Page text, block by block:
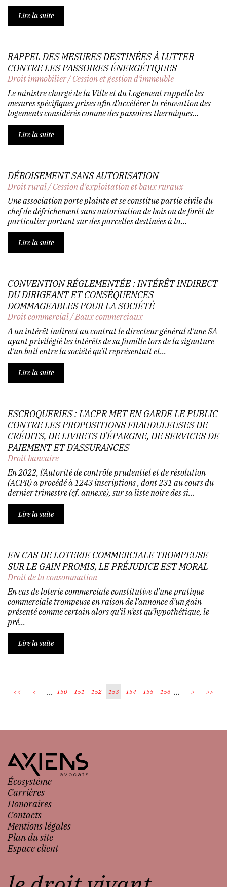
Lire la suite
RAPPEL DES MESURES DESTINÉES À LUTTER
CONTRE LES PASSOIRES ÉNERGÉTIQUES
Droit immobilier/Cession et gestion d'immeuble
Le ministre chargé de la Ville et du Logement rappelle les
mesures spécifiques prises afin d’accélérer la rénovation des
logements considérés comme des passoires thermiques...
Lire la suite
DÉBOISEMENT SANS AUTORISATION
Droit rural/Cession d'exploitation et baux ruraux
Une association porte plainte et se constitue partie civile du
chef de défrichement sans autorisation de bois ou de forêt de
particulier portant sur des parcelles destinées à la...
Lire la suite
CONVENTION RÉGLEMENTÉE : INTÉRÊT INDIRECT
DU DIRIGEANT ET CONSÉQUENCES
DOMMAGEABLES POUR LA SOCIÉTÉ
Droit commercial/Baux commerciaux
A un intérêt indirect au contrat le directeur général d'une SA
ayant privilégié les intérêts de sa famille lors de la signature
d'un bail entre la société qu'il représentait et...
Lire la suite
ESCROQUERIES : L’ACPR MET EN GARDE LE PUBLIC
CONTRE LES PROPOSITIONS FRAUDULEUSES DE
CRÉDITS, DE LIVRETS D’ÉPARGNE, DE SERVICES DE
PAIEMENT ET D’ASSURANCES
Droit bancaire
En 2022, l’Autorité de contrôle prudentiel et de résolution
(ACPR) a procédé à 1243 inscriptions , dont 231 au cours du
dernier trimestre (cf. annexe), sur sa liste noire des si...
Lire la suite
EN CAS DE LOTERIE COMMERCIALE TROMPEUSE
SUR LE GAIN PROMIS, LE PRÉJUDICE EST MORAL
Droit de la consommation
En cas de loterie commerciale constitutive d’une pratique
commerciale trompeuse en raison de l’annonce d’un gain
présenté comme certain alors qu’il n’est qu’hypothétique, le
pré...
Lire la suite
<< < ... 150 151 152 153 154 155 156 ... > >>
Écosystème
Carrières
Honoraires
Contacts
Mentions légales
Plan du site
Espace client